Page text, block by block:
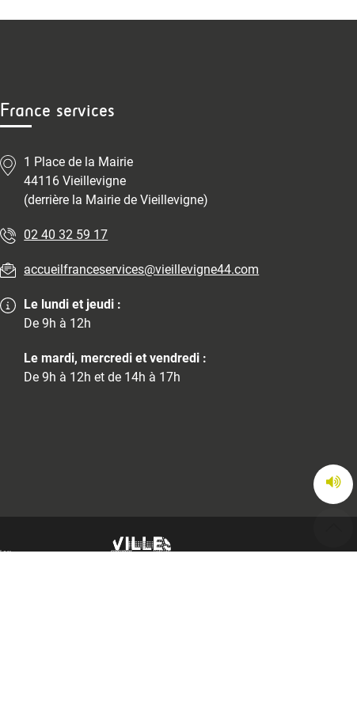
France services
1 Place de la Mairie
44116 Vieillevigne
(derrière la Mairie de Vieillevigne)
02 40 32 59 17
accueilfranceservices@vieillevigne44.com
Le lundi et jeudi :
De 9h à 12h
Le mardi, mercredi et vendredi :
De 9h à 12h et de 14h à 17h